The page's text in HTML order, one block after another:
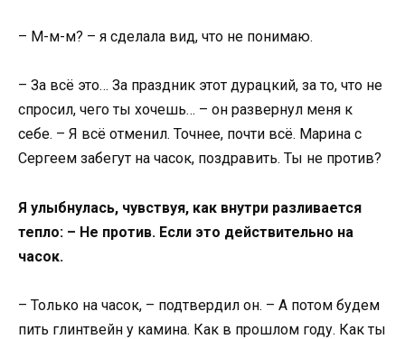
– М-м-м? – я сделала вид, что не понимаю.
– За всё это… За праздник этот дурацкий, за то, что не
спросил, чего ты хочешь… – он развернул меня к
себе. – Я всё отменил. Точнее, почти всё. Марина с
Сергеем забегут на часок, поздравить. Ты не против?
Я улыбнулась, чувствуя, как внутри разливается
тепло: – Не против. Если это действительно на
часок.
– Только на часок, – подтвердил он. – А потом будем
пить глинтвейн у камина. Как в прошлом году. Как ты